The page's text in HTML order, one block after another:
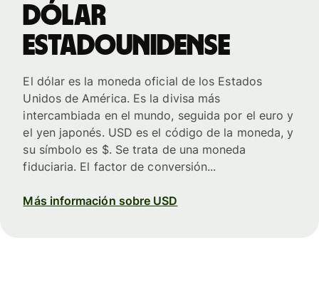
dólar
estadounidense
El dólar es la moneda oficial de los Estados
Unidos de América. Es la divisa más
intercambiada en el mundo, seguida por el euro y
el yen japonés. USD es el código de la moneda, y
su símbolo es $. Se trata de una moneda
fiduciaria. El factor de conversión...
Más información sobre USD